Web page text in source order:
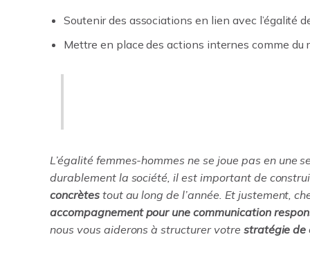
Soutenir des associations en lien avec l’égalité
Mettre en place des actions internes comme du
L’égalité femmes-hommes ne se joue pas en une
durablement la société, il est important de
concrètestout au long de l’année. Et justement,
accompagnement pour une communication
nous vous aiderons à structurer votre stratégie de